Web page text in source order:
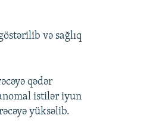
və sağlıq
qədər
istilər iyun
yüksəlib.